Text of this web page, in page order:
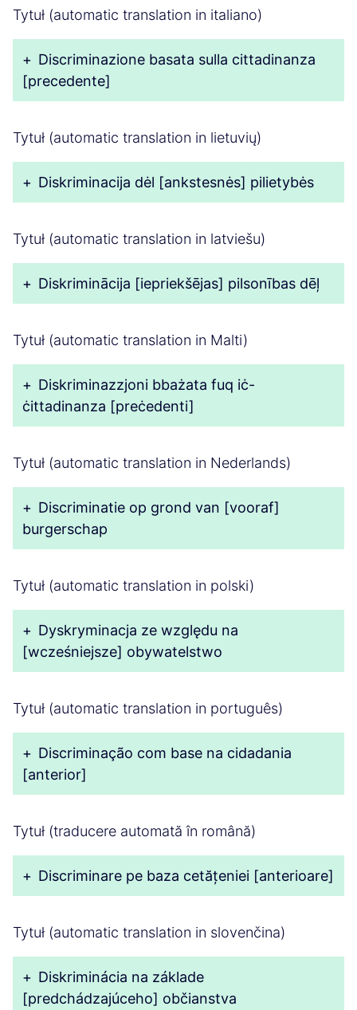
Tytuł (automatic translation in italiano)
+ Discriminazione basata sulla cittadinanza
[precedente]
Tytuł (automatic translation in lietuvių)
+ Diskriminacija dėl [ankstesnės] pilietybės
Tytuł (automatic translation in latviešu)
+ Diskriminācija [iepriekšējas] pilsonības dēļ
Tytuł (automatic translation in Malti)
+ Diskriminazzjoni bbażata fuq iċ-
ċittadinanza [preċedenti]
Tytuł (automatic translation in Nederlands)
+ Discriminatie op grond van [vooraf]
burgerschap
Tytuł (automatic translation in polski)
+ Dyskryminacja ze względu na
[wcześniejsze] obywatelstwo
Tytuł (automatic translation in português)
+ Discriminação com base na cidadania
[anterior]
Tytuł (traducere automată în română)
+ Discriminare pe baza cetățeniei [anterioare]
Tytuł (automatic translation in slovenčina)
+ Diskriminácia na základe
[predchádzajúceho] občianstva